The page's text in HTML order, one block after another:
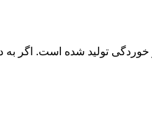
تولید شده است. اگر به